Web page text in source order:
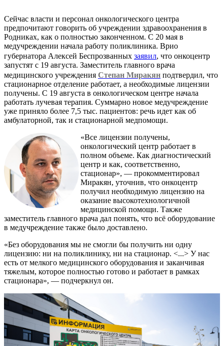
Сейчас власти и персонал онкологического центра
предпочитают говорить об учреждении здравоохранения в
Родниках, как о полностью законченном. С 20 мая в
медучреждении начала работу поликлиника. Врио
губернатора Алексей Беспрозванных заявил, что онкоцентр
запустят с 19 августа. Заместитель главного врача
медицинского учреждения Степан Миракян подтвердил, что
стационарное отделение работает, а необходимые лицензии
получены. С 19 августа в онкологическом центре начала
работать лучевая терапия. Суммарно новое медучреждение
уже приняло более 7,5 тыс. пациентов: речь идет как об
амбулаторной, так и стационарной медпомощи.
«Все лицензии получены,
онкологический центр работает в
полном объеме. Как диагностический
центр и как, соответственно,
стационар», — прокомментировал
Миракян, уточнив, что онкоцентр
получил необходимую лицензию на
оказание высокотехнологичной
медицинской помощи. Также
заместитель главного врача дал понять, что всё оборудование
в медучреждение также было доставлено.
«Без оборудования мы не смогли бы получить ни одну
лицензию: ни на поликлинику, ни на стационар. <...> У нас
есть от мелкого медицинского оборудования и заканчивая
тяжелым, которое полностью готово и работает в рамках
стационара», — подчеркнул он.